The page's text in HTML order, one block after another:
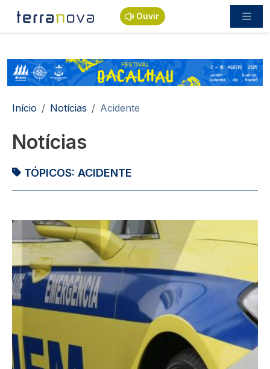
Passar para o conteúdo principal
Ouvir
Navegação estrutural
Início Notícias Acidente
Notícias
TÓPICOS: ACIDENTE
Imagem